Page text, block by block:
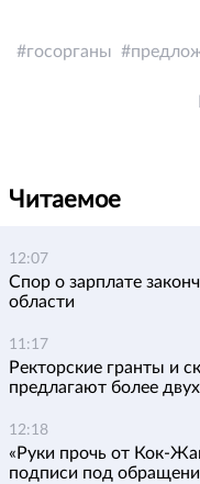
госорганы
Читаемое
12:07
Спор о зарплате
области
11:17
Ректорские гранты и
предлагают более
12:18
«Руки прочь от Кок-
подписи под